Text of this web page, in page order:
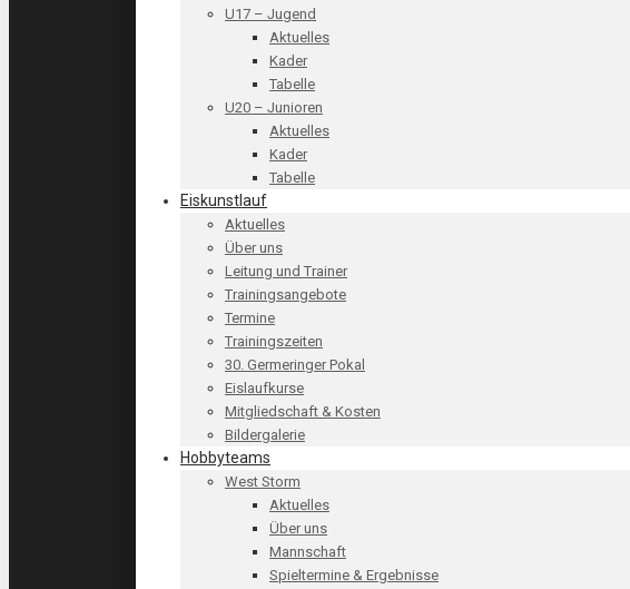
U17 – Jugend
Aktuelles
Kader
Tabelle
U20 – Junioren
Aktuelles
Kader
Tabelle
Eiskunstlauf
Aktuelles
Über uns
Leitung und Trainer
Trainingsangebote
Termine
Trainingszeiten
30. Germeringer Pokal
Eislaufkurse
Mitgliedschaft & Kosten
Bildergalerie
Hobbyteams
West Storm
Aktuelles
Über uns
Mannschaft
Spieltermine & Ergebnisse